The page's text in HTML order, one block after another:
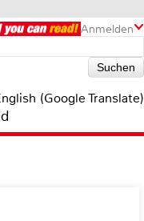
Anmelden
(Google Translate)